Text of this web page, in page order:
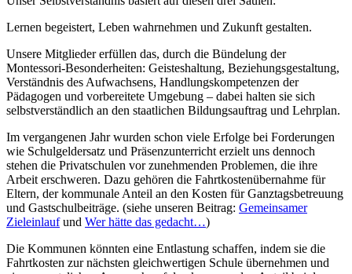
Lernen begeistert, Leben wahrnehmen und Zukunft gestalten.
Unsere Mitglieder erfüllen das, durch die Bündelung der
Montessori-Besonderheiten: Geisteshaltung, Beziehungsgestaltung,
Verständnis des Aufwachsens, Handlungskompetenzen der
Pädagogen und vorbereitete Umgebung – dabei halten sie sich
selbstverständlich an den staatlichen Bildungsauftrag und Lehrplan.
Im vergangenen Jahr wurden schon viele Erfolge bei Forderungen
wie Schulgeldersatz und Präsenzunterricht erzielt uns dennoch
stehen die Privatschulen vor zunehmenden Problemen, die ihre
Arbeit erschweren. Dazu gehören die Fahrtkostenübernahme für
Eltern, der kommunale Anteil an den Kosten für Ganztagsbetreuung
und Gastschulbeiträge. (siehe unseren Beitrag: Gemeinsamer
Zieleinlaufund Wer hätte das gedacht…)
Die Kommunen könnten eine Entlastung schaffen, indem sie die
Fahrtkosten zur nächsten gleichwertigen Schule übernehmen und